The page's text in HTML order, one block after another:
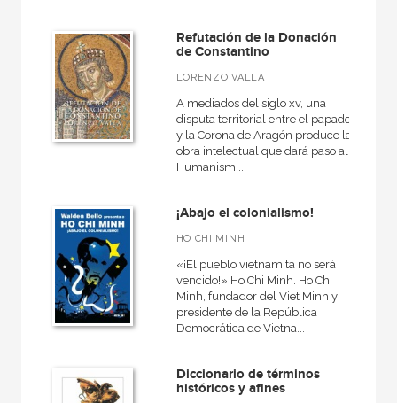
Refutación de la Donación
de Constantino
LORENZO VALLA
A mediados del siglo xv, una
disputa territorial entre el papado
y la Corona de Aragón produce la
obra intelectual que dará paso al
Humanism...
¡Abajo el colonialismo!
HO CHI MINH
«¡El pueblo vietnamita no será
vencido!» Ho Chi Minh. Ho Chi
Minh, fundador del Viet Minh y
presidente de la República
Democrática de Vietna...
Diccionario de términos
históricos y afines